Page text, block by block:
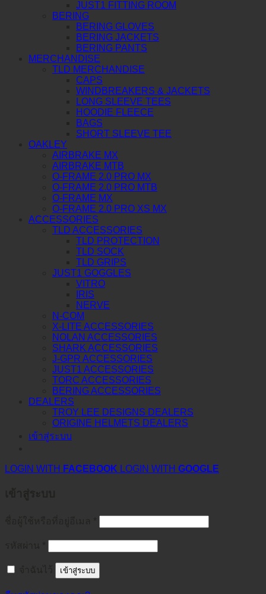
JUST1 FITTING ROOM
BERING
BERING GLOVES
BERING JACKETS
BERING PANTS
MERCHANDISE
TLD MERCHANDISE
CAPS
WINDBREAKERS & JACKETS
LONG SLEEVE TEES
HOODIE FLEECE
BAGS
SHORT SLEEVE TEE
OAKLEY
AIRBRAKE MX
AIRBRAKE MTB
O-FRAME 2.0 PRO MX
O-FRAME 2.0 PRO MTB
O-FRAME MX
O-FRAME 2.0 PRO XS MX
ACCESSORIES
TLD ACCESSORIES
TLD PROTECTION
TLD SOCK
TLD GRIPS
JUST1 GOGGLES
VITRO
IRIS
NERVE
N-COM
X-LITE ACCESSORIES
NOLAN ACCESSORIES
SHARK ACCESSORIES
J-GPR ACCESSORIES
JUST1 ACCESSORIES
TORC ACCESSORIES
BERING ACCESSORIES
DEALERS
TROY LEE DESIGNS DEALERS
ORIGINE HELMETS DEALERS
เข้าสู่ระบบ
LOGIN WITH FACEBOOK LOGIN WITH GOOGLE
เข้าสู่ระบบ